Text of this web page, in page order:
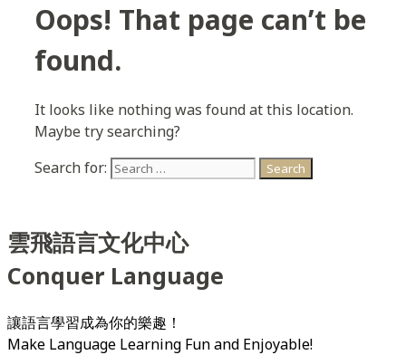
Oops! That page can’t be
found.
It looks like nothing was found at this location.
Maybe try searching?
Search for:
雲飛語言文化中心
Conquer Language
讓語言學習成為你的樂趣！
Make Language Learning Fun and Enjoyable!